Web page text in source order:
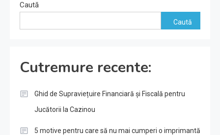
Caută
Caută
Cutremure recente:
Ghid de Supraviețuire Financiară și Fiscală pentru
Jucătorii la Cazinou
5 motive pentru care să nu mai cumperi o imprimantă